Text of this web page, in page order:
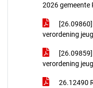
2026 gemeente
verordening
verordening
26.12490